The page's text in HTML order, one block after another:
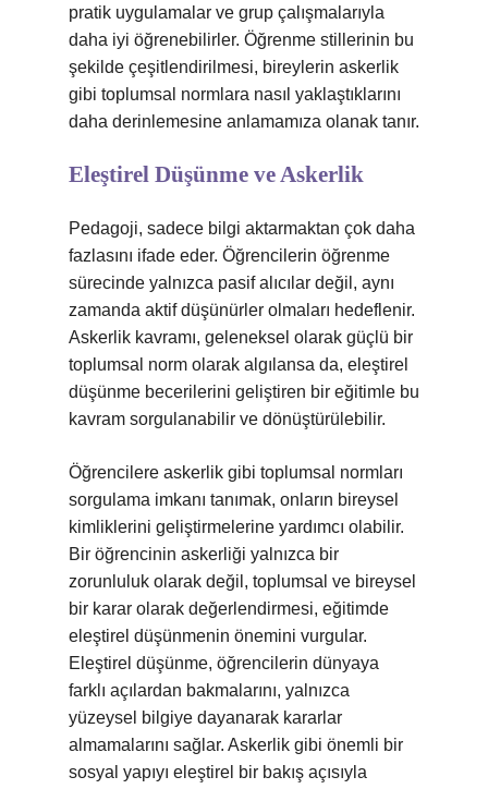
pratik uygulamalar ve grup çalışmalarıyla
daha iyi öğrenebilirler. Öğrenme stillerinin bu
şekilde çeşitlendirilmesi, bireylerin askerlik
gibi toplumsal normlara nasıl yaklaştıklarını
daha derinlemesine anlamamıza olanak tanır.
Eleştirel Düşünme ve Askerlik
Pedagoji, sadece bilgi aktarmaktan çok daha
fazlasını ifade eder. Öğrencilerin öğrenme
sürecinde yalnızca pasif alıcılar değil, aynı
zamanda aktif düşünürler olmaları hedeflenir.
Askerlik kavramı, geleneksel olarak güçlü bir
toplumsal norm olarak algılansa da, eleştirel
düşünme becerilerini geliştiren bir eğitimle bu
kavram sorgulanabilir ve dönüştürülebilir.
Öğrencilere askerlik gibi toplumsal normları
sorgulama imkanı tanımak, onların bireysel
kimliklerini geliştirmelerine yardımcı olabilir.
Bir öğrencinin askerliği yalnızca bir
zorunluluk olarak değil, toplumsal ve bireysel
bir karar olarak değerlendirmesi, eğitimde
eleştirel düşünmenin önemini vurgular.
Eleştirel düşünme, öğrencilerin dünyaya
farklı açılardan bakmalarını, yalnızca
yüzeysel bilgiye dayanarak kararlar
almamalarını sağlar. Askerlik gibi önemli bir
sosyal yapıyı eleştirel bir bakış açısıyla